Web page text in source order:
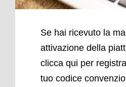
Se hai ricevuto la
attivazione della
clicca qui per
tuo codice